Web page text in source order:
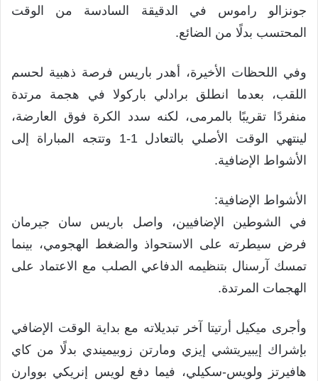
جونزالو راموس في الدقيقة السادسة من الوقت
المحتسب بدلًا من الضائع.
وفي اللحظات الأخيرة، أهدر باريس فرصة ذهبية لحسم
اللقب، بعدما انطلق برادلي باركولا في هجمة مرتدة
منفردًا تقريبًا بالمرمى، لكنه سدد الكرة فوق العارضة،
لينتهي الوقت الأصلي بالتعادل 1-1 وتتجه المباراة إلى
الأشواط الإضافية.
الأشواط الإضافية:
في الشوطين الإضافيين، واصل باريس سان جيرمان
فرض سيطرته على الاستحواذ والضغط الهجومي، بينما
تمسك آرسنال بتنظيمه الدفاعي الصلب مع الاعتماد على
الهجمات المرتدة.
وأجرى ميكيل أرتيتا آخر تبديلاته مع بداية الوقت الإضافي
بإشراك إيبيريتشي إيزي ومارتن زوبيميندي بدلًا من كاي
هافيرتز ولويس-سكيلي، فيما دفع لويس إنريكي بووارن